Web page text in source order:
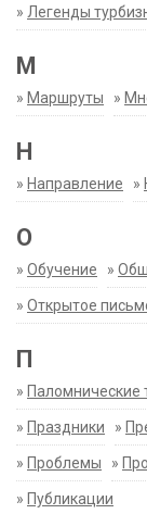
» Легенды
М
» Маршруты »
Н
» Направление »
О
» Обучение »
» Открытое
П
» Паломнические
» Праздники »
» Проблемы »
» Публикации